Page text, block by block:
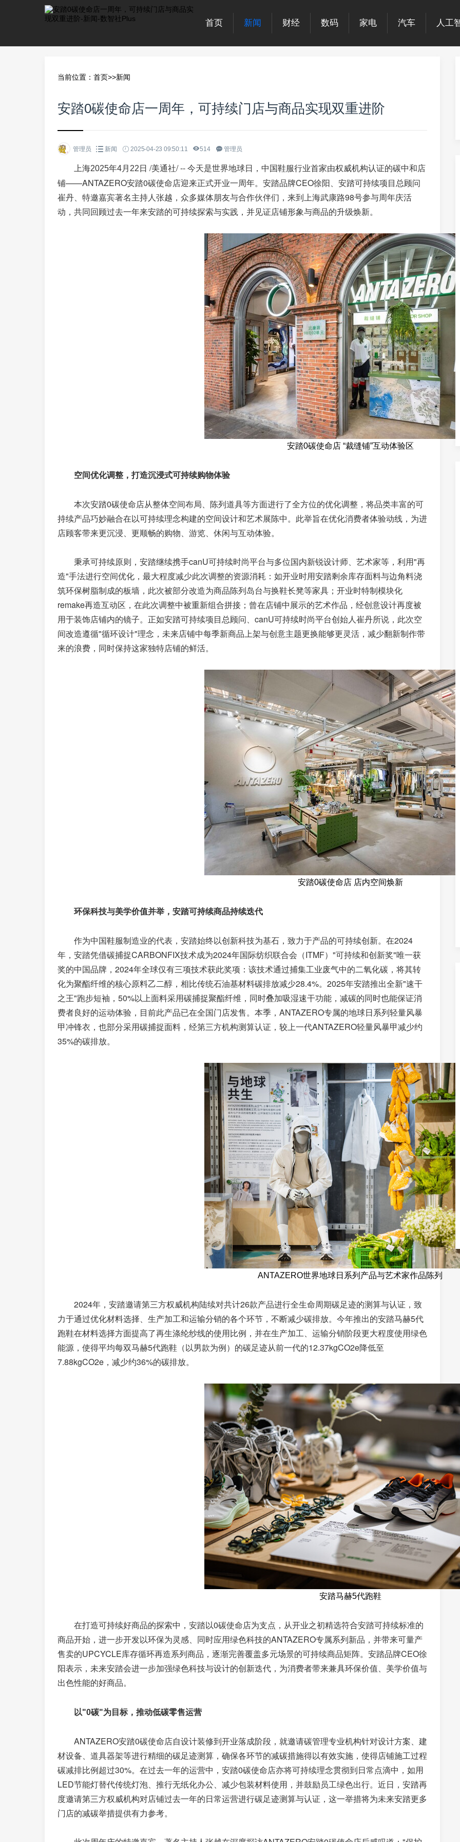
首页 新闻 财经 数码 家电 汽车 人工
当前位置： 首页>>新闻
安踏0碳使命店一周年，可持续门店与商品实现双重进阶
管理员 新闻 2025-04-23 09:50:11 514 管理员
上海2025年4月22日 /美通社/ -- 今天是世界地球日，中国鞋服行业首家由权威机构认证的碳中和店
铺——ANTAZERO安踏0碳使命店迎来正式开业一周年。安踏品牌CEO徐阳、安踏可持续项目总顾问
崔丹、特邀嘉宾著名主持人张越，众多媒体朋友与合作伙伴们，来到上海武康路98号参与周年庆活
动，共同回顾过去一年来安踏的可持续探索与实践，并见证店铺形象与商品的升级焕新。
安踏0碳使命店 “裁缝铺”互动体验区
空间优化调整，打造沉浸式可持续购物体验
本次安踏0碳使命店从整体空间布局、陈列道具等方面进行了全方位的优化调整，将品类丰富的可
持续产品巧妙融合在以可持续理念构建的空间设计和艺术展陈中。此举旨在优化消费者体验动线，为进
店顾客带来更沉浸、更顺畅的购物、游览、休闲与互动体验。
秉承可持续原则，安踏继续携手canU可持续时尚平台与多位国内新锐设计师、艺术家等，利用"再
造"手法进行空间优化，最大程度减少此次调整的资源消耗：如开业时用安踏剩余库存面料与边角料浇
筑环保树脂制成的板墙，此次被部分改造为商品陈列岛台与换鞋长凳等家具；开业时特制模块化
remake再造互动区，在此次调整中被重新组合拼接；曾在店铺中展示的艺术作品，经创意设计再度被
用于装饰店铺内的镜子。正如安踏可持续项目总顾问、canU可持续时尚平台创始人崔丹所说，此次空
间改造遵循"循环设计"理念，未来店铺中每季新商品上架与创意主题更换能够更灵活，减少翻新制作带
来的浪费，同时保持这家独特店铺的鲜活。
安踏0碳使命店 店内空间焕新
环保科技与美学价值并举，安踏可持续商品持续迭代
作为中国鞋服制造业的代表，安踏始终以创新科技为基石，致力于产品的可持续创新。在2024
年，安踏凭借碳捕捉CARBONFIX技术成为2024年国际纺织联合会（ITMF）"可持续和创新奖"唯一获
奖的中国品牌，2024年全球仅有三项技术获此奖项：该技术通过捕集工业废气中的二氧化碳，将其转
化为聚酯纤维的核心原料乙二醇，相比传统石油基材料碳排放减少28.4%。2025年安踏推出全新"速干
之王"跑步短袖，50%以上面料采用碳捕捉聚酯纤维，同时叠加吸湿速干功能，减碳的同时也能保证消
费者良好的运动体验，目前此产品已在全国门店发售。本季，ANTAZERO专属的地球日系列轻量风暴
甲冲锋衣，也部分采用碳捕捉面料，经第三方机构测算认证，较上一代ANTAZERO轻量风暴甲减少约
35%的碳排放。
ANTAZERO世界地球日系列产品与艺术家作品陈列
2024年，安踏邀请第三方权威机构陆续对共计26款产品进行全生命周期碳足迹的测算与认证，致
力于通过优化材料选择、生产加工和运输分销的各个环节，不断减少碳排放。今年推出的安踏马赫5代
跑鞋在材料选择方面提高了再生涤纶纱线的使用比例，并在生产加工、运输分销阶段更大程度使用绿色
能源，使得平均每双马赫5代跑鞋（以男款为例）的碳足迹从前一代的12.37kgCO2e降低至
7.88kgCO2e，减少约36%的碳排放。
安踏马赫5代跑鞋
在打造可持续好商品的探索中，安踏以0碳使命店为支点，从开业之初精选符合安踏可持续标准的
商品开始，进一步开发以环保为灵感、同时应用绿色科技的ANTAZERO专属系列新品，并带来可量产
售卖的UPCYCLE库存循环再造系列商品，逐渐完善覆盖多元场景的可持续商品矩阵。安踏品牌CEO徐
阳表示，未来安踏会进一步加强绿色科技与设计的创新迭代，为消费者带来兼具环保价值、美学价值与
出色性能的好商品。
以"0碳"为目标，推动低碳零售运营
ANTAZERO安踏0碳使命店自设计装修到开业落成阶段，就邀请碳管理专业机构针对设计方案、建
材设备、道具器架等进行精细的碳足迹测算，确保各环节的减碳措施得以有效实施，使得店铺施工过程
碳减排比例超过30%。在过去一年的运营中，安踏0碳使命店亦将可持续理念贯彻到日常点滴中，如用
LED节能灯替代传统灯泡、推行无纸化办公、减少包装材料使用，并鼓励员工绿色出行。近日，安踏再
度邀请第三方权威机构对店铺过去一年的日常运营进行碳足迹测算与认证，这一举措将为未来安踏更多
门店的减碳举措提供有力参考。